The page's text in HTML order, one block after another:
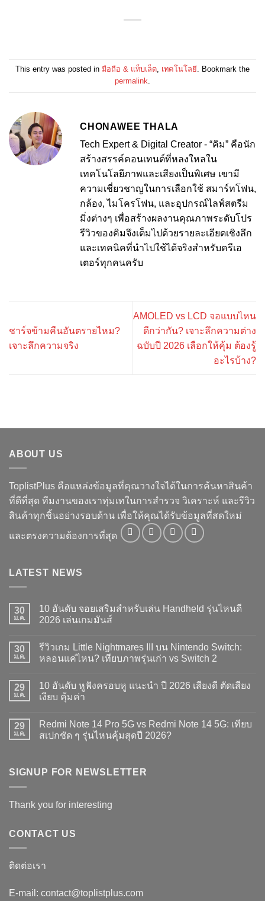
This entry was posted in มือถือ & แท็บเล็ต เทคโนโลยี . Bookmark the
permalink
CHONAWEE THALA
Tech Expert & Digital Creator - “คิม” คือนัก
สร้างสรรค์คอนเทนต์ที่หลงใหลใน
เทคโนโลยีภาพและเสียงเป็นพิเศษ เขามี
ความเชี่ยวชาญในการเลือกใช้ สมาร์ทโฟน,
กล้อง, ไมโครโฟน, และอุปกรณ์ไลฟ์สตรีม
มิ่งต่างๆ เพื่อสร้างผลงานคุณภาพระดับโปร
รีวิวของคิมจึงเต็มไปด้วยรายละเอียดเชิงลึก
และเทคนิคที่นำไปใช้ได้จริงสำหรับครีเอ
เตอร์ทุกคนครับ
ชาร์จข้ามคืนอันตรายไหม?
เจาะลึกความจริง
AMOLED vs LCD จอแบบไหน
ดีกว่ากัน? เจาะลึกความต่าง
ฉบับปี 2026 เลือกให้คุ้ม ต้องรู้
อะไรบ้าง?
ABOUT US
ToplistPlus คือแหล่งข้อมูลที่คุณวางใจได้ในการค้นหาสินค้า
ที่ดีที่สุด ทีมงานของเราทุ่มเทในการสำรวจ วิเคราะห์ และรีวิว
สินค้าทุกชิ้นอย่างรอบด้าน เพื่อให้คุณได้รับข้อมูลที่สดใหม่
และตรงความต้องการที่สุด
LATEST NEWS
30
ม.ค.
10 อันดับ จอยเสริมสำหรับเล่น Handheld รุ่นไหนดี
2026 เล่นเกมมันส์
เห็น
10
เสริม
สำหรับ
เล่น
ไหน
2026
30
ม.ค.
รีวิวเกม Little Nightmares III บน Nintendo Switch:
หลอนแค่ไหน? เทียบภาพรุ่นเก่า vs Switch 2
เห็น
บน
รีวิว
Nightmares
บน
แค่
ไหน?
เก่า
2
29
ม.ค.
10 อันดับ หูฟังครอบหู แนะนำ ปี 2026 เสียงดี ตัดเสียง
เงียบ คุ้มค่า
เห็น
บน
10
ครอบ
หู
เสียง
เสียง
เงียบ
29
ม.ค.
Redmi Note 14 Pro 5G vs Redmi Note 14 5G: เทียบ
สเปกชัด ๆ รุ่นไหนคุ้มสุดปี 2026?
บน
Redmi
5G
Note
14
สเปก
ชัด
ไหน
SIGNUP FOR NEWSLETTER
Thank you for interesting
CONTACT US
ติดต่อเรา
E-mail: contact@toplistplus.com